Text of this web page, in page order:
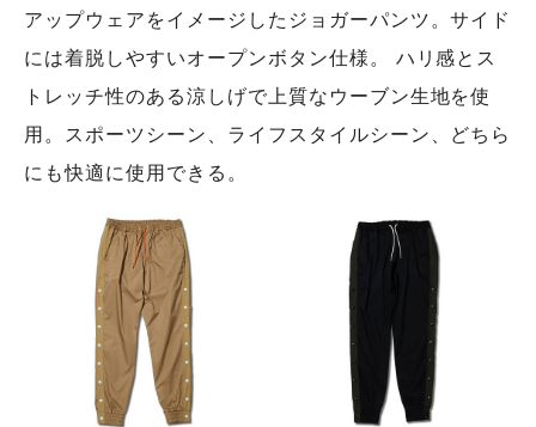
アップウェアをイメージしたジョガーパンツ。サイド
には着脱しやすいオープンボタン仕様。 ハリ感とス
トレッチ性のある涼しげで上質なウーブン生地を使
用。スポーツシーン、ライフスタイルシーン、どちら
にも快適に使用できる。